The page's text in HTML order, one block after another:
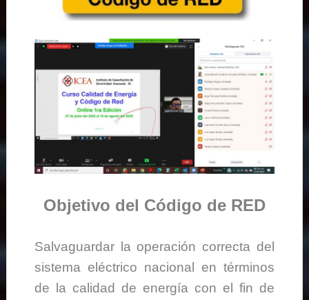
Objetivo del Código de RED
Salvaguardar la operación correcta del
sistema eléctrico nacional en términos
de la calidad de energía con el fin de